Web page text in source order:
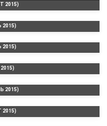
2015)
2015)